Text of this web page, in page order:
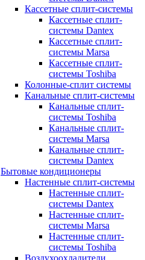
Кассетные сплит-системы
Кассетные сплит-
системы Dantex
Кассетные сплит-
системы Marsa
Кассетные сплит-
системы Toshiba
Колонные-сплит системы
Канальные сплит-системы
Канальные сплит-
системы Toshiba
Канальные сплит-
системы Marsa
Канальные сплит-
системы Dantex
Бытовые кондиционеры
Настенные сплит-системы
Настенные сплит-
системы Dantex
Настенные сплит-
системы Marsa
Настенные сплит-
системы Toshiba
Воздухоохладители